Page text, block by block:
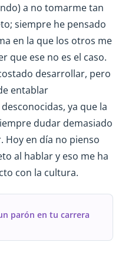
a no tomarme tan
siempre he pensado
en la que los otros me
que ese no es el caso.
desarrollar, pero
entablar
ya que la
dudar demasiado
en día no pienso
al hablar y eso me ha
con la cultura.
parón en tu carrera